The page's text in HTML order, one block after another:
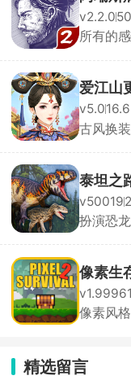
v2.2.0
所有的
爱江山
v5.0
古风换
泰坦之
v50019
扮演恐
像素生
v1.99961
像素风
精选留言